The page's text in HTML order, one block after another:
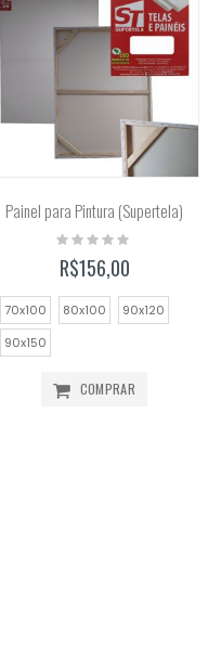
Painel para Pintura (Supertela)
Rating:
0%
R$156,00
70x100 80x100
90x120
90x150
COMPRAR